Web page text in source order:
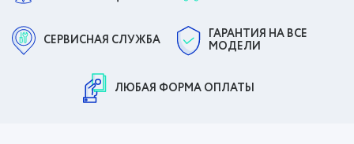
СЕРВИСНАЯ СЛУЖБА
ГАРАНТИЯ НА ВСЕ
МОДЕЛИ
ЛЮБАЯ ФОРМА ОПЛАТЫ